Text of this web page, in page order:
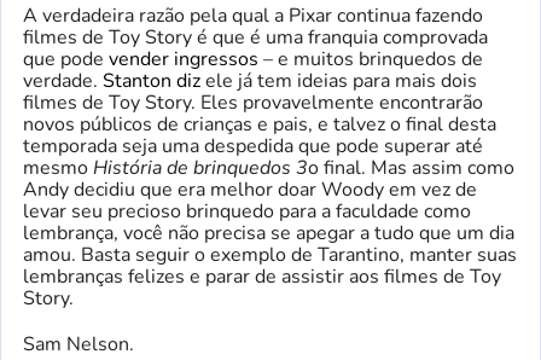
A verdadeira razão pela qual a Pixar continua fazendo
filmes de Toy Story é que é uma franquia comprovada
que pode vender ingressos – e muitos brinquedos de
verdade. Stanton dizele já tem ideias para mais dois
filmes de Toy Story. Eles provavelmente encontrarão
novos públicos de crianças e pais, e talvez o final desta
temporada seja uma despedida que pode superar até
mesmo História de brinquedos 3o final. Mas assim como
Andy decidiu que era melhor doar Woody em vez de
levar seu precioso brinquedo para a faculdade como
lembrança, você não precisa se apegar a tudo que um dia
amou. Basta seguir o exemplo de Tarantino, manter suas
lembranças felizes e parar de assistir aos filmes de Toy
Story.
Sam Nelson.